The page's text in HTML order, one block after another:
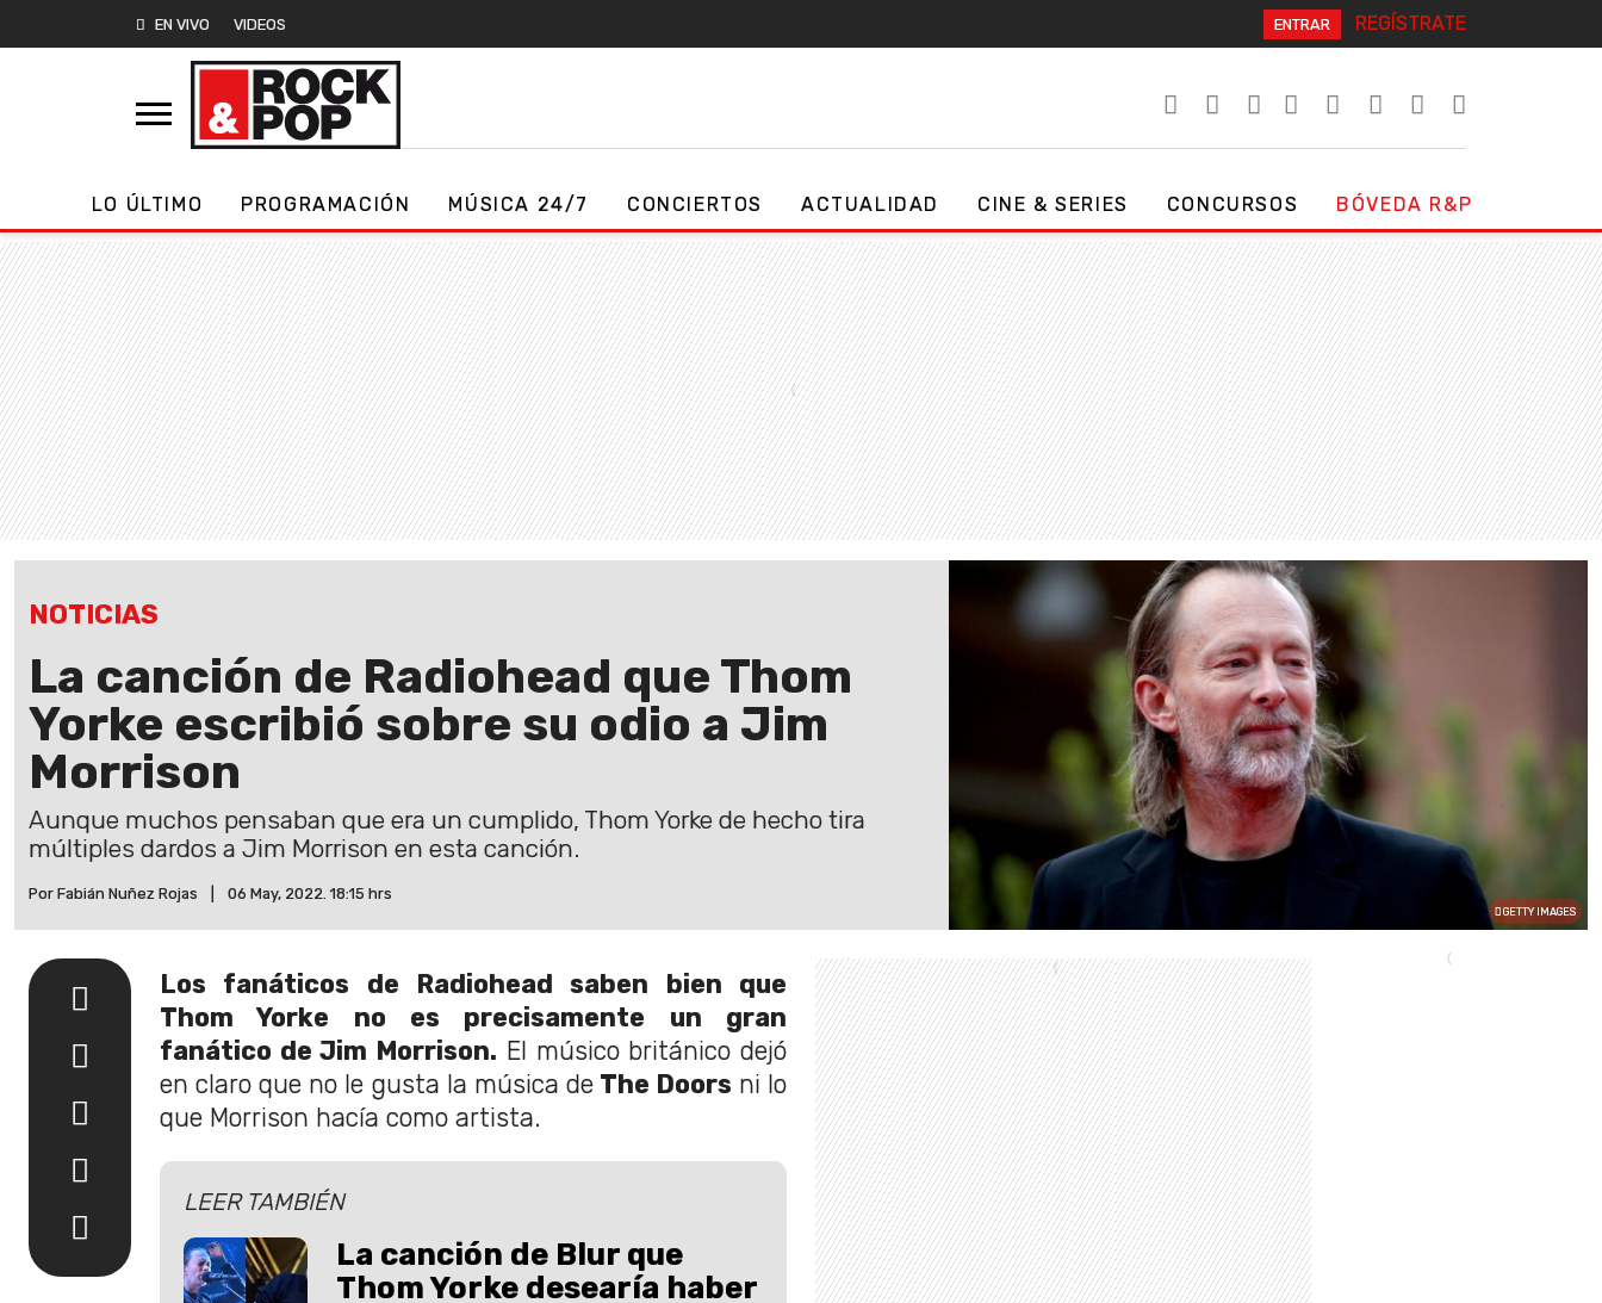
EN VIVO VIDEOS ENTRAR REGÍSTRATE
LO ÚLTIMO PROGRAMACIÓN MÚSICA 24/7 CONCIERTOS ACTUALIDAD CINE & SERIES CONCURSOS BÓVEDA R&P
NOTICIAS
La canción de Radiohead que Thom
Yorke escribió sobre su odio a Jim
Morrison
Aunque muchos pensaban que era un cumplido, Thom Yorke de hecho tira
múltiples dardos a Jim Morrison en esta canción.
Por Fabián Nuñez Rojas 06 May, 2022. 18:15 hrs
GETTY IMAGES
Los fanáticos de Radiohead saben bien que
Thom Yorke no es precisamente un gran
fanático de Jim Morrison. El músico británico dejó
en claro que no le gusta la música de The Doors ni lo
que Morrison hacía como artista.
LEER TAMBIÉN
La canción de Blur que
Thom Yorke desearía haber